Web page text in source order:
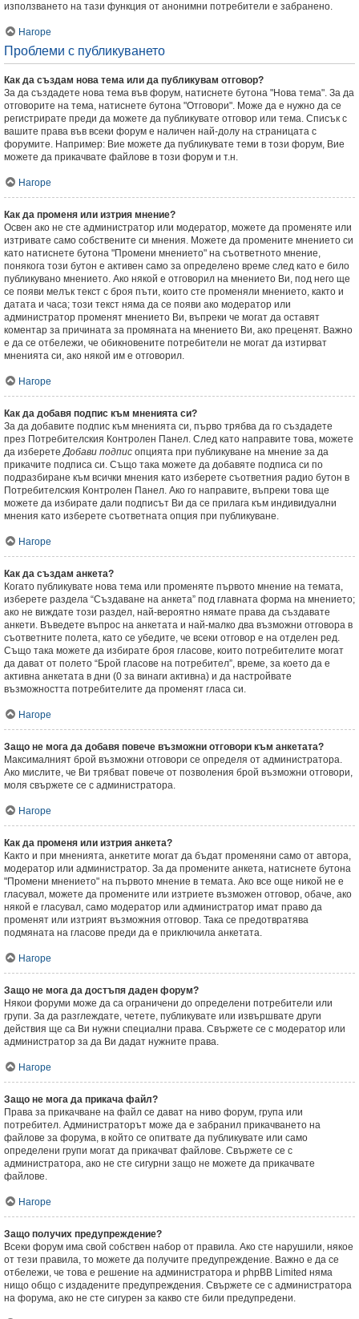
използването на тази функция от анонимни потребители е забранено.
Нагоре
Проблеми с публикуването
Как да създам нова тема или да публикувам отговор?
За да създадете нова тема във форум, натиснете бутона "Нова тема". За да
отговорите на тема, натиснете бутона "Отговори". Може да е нужно да се
регистрирате преди да можете да публикувате отговор или тема. Списък с
вашите права във всеки форум е наличен най-долу на страницата с
форумите. Например: Вие можете да публикувате теми в този форум, Вие
можете да прикачвате файлове в този форум и т.н.
Нагоре
Как да променя или изтрия мнение?
Освен ако не сте администратор или модератор, можете да променяте или
изтривате само собствените си мнения. Можете да промените мнението си
като натиснете бутона "Промени мнението" на съответното мнение,
понякога този бутон е активен само за определено време след като е било
публикувано мнението. Ако някой е отговорил на мнението Ви, под него ще
се появи мелък текст с броя пъти, които сте променяли мнението, както и
датата и часа; този текст няма да се появи ако модератор или
администратор променят мнението Ви, въпреки че могат да оставят
коментар за причината за промяната на мнението Ви, ако преценят. Важно
е да се отбележи, че обикновените потребители не могат да изтирват
мненията си, ако някой им е отговорил.
Нагоре
Как да добавя подпис към мненията си?
За да добавите подпис към мненията си, първо трябва да го създадете
през Потребителския Контролен Панел. След като направите това, можете
да изберетеДобави подпис опцията при публикуване на мнение за да
прикачите подписа си. Също така можете да добавяте подписа си по
подразбиране към всички мнения като изберете съответния радио бутон в
Потребителския Контролен Панел. Ако го направите, въпреки това ще
можете да избирате дали подписът Ви да се прилага към индивидуални
мнения като изберете съответната опция при публикуване.
Нагоре
Как да създам анкета?
Когато публикувате нова тема или променяте първото мнение на темата,
изберете раздела “Създаване на анкета” под главната форма на мнението;
ако не виждате този раздел, най-вероятно нямате права да създавате
анкети. Въведете въпрос на анкетата и най-малко два възможни отговора в
съответните полета, като се убедите, че всеки отговор е на отделен ред.
Също така можете да избирате броя гласове, които потребителите могат
да дават от полето “Брой гласове на потребител”, време, за което да е
активна анкетата в дни (0 за винаги активна) и да настройвате
възможността потребителите да променят гласа си.
Нагоре
Защо не мога да добавя повече възможни отговори към анкетата?
Максималният брой възможни отговори се определя от администратора.
Ако мислите, че Ви трябват повече от позволения брой възможни отговори,
моля свържете се с администратора.
Нагоре
Как да променя или изтрия анкета?
Както и при мненията, анкетите могат да бъдат променяни само от автора,
модератор или администратор. За да промените анкета, натиснете бутона
"Промени мнението" на първото мнение в темата. Ако все още никой не е
гласувал, можете да промените или изтриете възможен отговор, обаче, ако
някой е гласувал, само модератор или администратор имат право да
променят или изтрият възможния отговор. Така се предотвратява
подмяната на гласове преди да е приключила анкетата.
Нагоре
Защо не мога да достъпя даден форум?
Някои форуми може да са ограничени до определени потребители или
групи. За да разглеждате, четете, публикувате или извършвате други
действия ще са Ви нужни специални права. Свържете се с модератор или
администратор за да Ви дадат нужните права.
Нагоре
Защо не мога да прикача файл?
Права за прикачване на файл се дават на ниво форум, група или
потребител. Администраторът може да е забранил прикачването на
файлове за форума, в който се опитвате да публикувате или само
определени групи могат да прикачват файлове. Свържете се с
администратора, ако не сте сигурни защо не можете да прикачвате
файлове.
Нагоре
Защо получих предупреждение?
Всеки форум има свой собствен набор от правила. Ако сте нарушили, някое
от тези правила, то можете да получите предупреждение. Важно е да се
отбележи, че това е решение на администратора и phpBB Limited няма
нищо общо с издадените предупреждения. Свържете се с администратора
на форума, ако не сте сигурен за какво сте били предупредени.